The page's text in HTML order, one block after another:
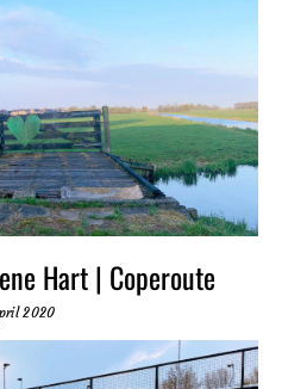
Hart | Coperoute
2020